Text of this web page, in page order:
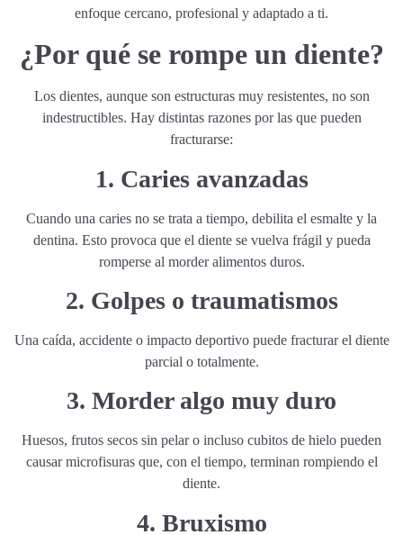
enfoque cercano, profesional y adaptado a ti.
¿Por qué se rompe un diente?
Los dientes, aunque son estructuras muy resistentes, no son
indestructibles. Hay distintas razones por las que pueden
fracturarse:
1. Caries avanzadas
Cuando una caries no se trata a tiempo, debilita el esmalte y la
dentina. Esto provoca que el diente se vuelva frágil y pueda
romperse al morder alimentos duros.
2. Golpes o traumatismos
Una caída, accidente o impacto deportivo puede fracturar el diente
parcial o totalmente.
3. Morder algo muy duro
Huesos, frutos secos sin pelar o incluso cubitos de hielo pueden
causar microfisuras que, con el tiempo, terminan rompiendo el
diente.
4. Bruxismo